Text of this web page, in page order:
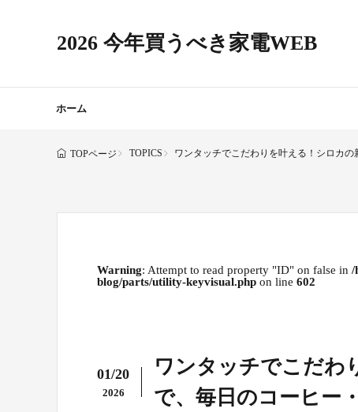
2026 今年買うべき家電WEB
ホーム
TOPページ TOPICS ワンタッチでこだわりを叶える！シロカ
Warning: Attempt to read property "ID" on false in /
blog/parts/utility-keyvisual.php on line 602
01/20
2026
ワンタッチでこだわ
で、毎日のコーヒー